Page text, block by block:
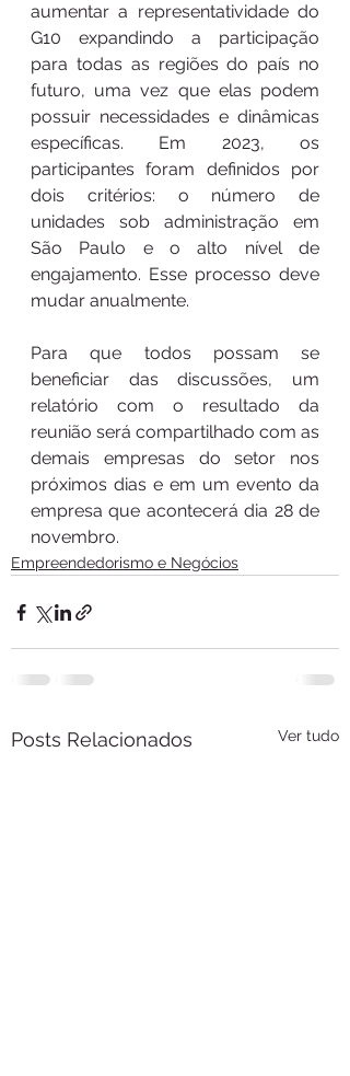
aumentar a representatividade do
G10 expandindo a participação
para todas as regiões do país no
futuro, uma vez que elas podem
possuir necessidades e dinâmicas
específicas. Em 2023, os
participantes foram definidos por
dois critérios: o número de
unidades sob administração em
São Paulo e o alto nível de
engajamento. Esse processo deve
mudar anualmente.
Para que todos possam se
beneficiar das discussões, um
relatório com o resultado da
reunião será compartilhado com as
demais empresas do setor nos
próximos dias e em um evento da
empresa que acontecerá dia 28 de
novembro.
Empreendedorismo e Negócios
Posts Relacionados Ver tudo